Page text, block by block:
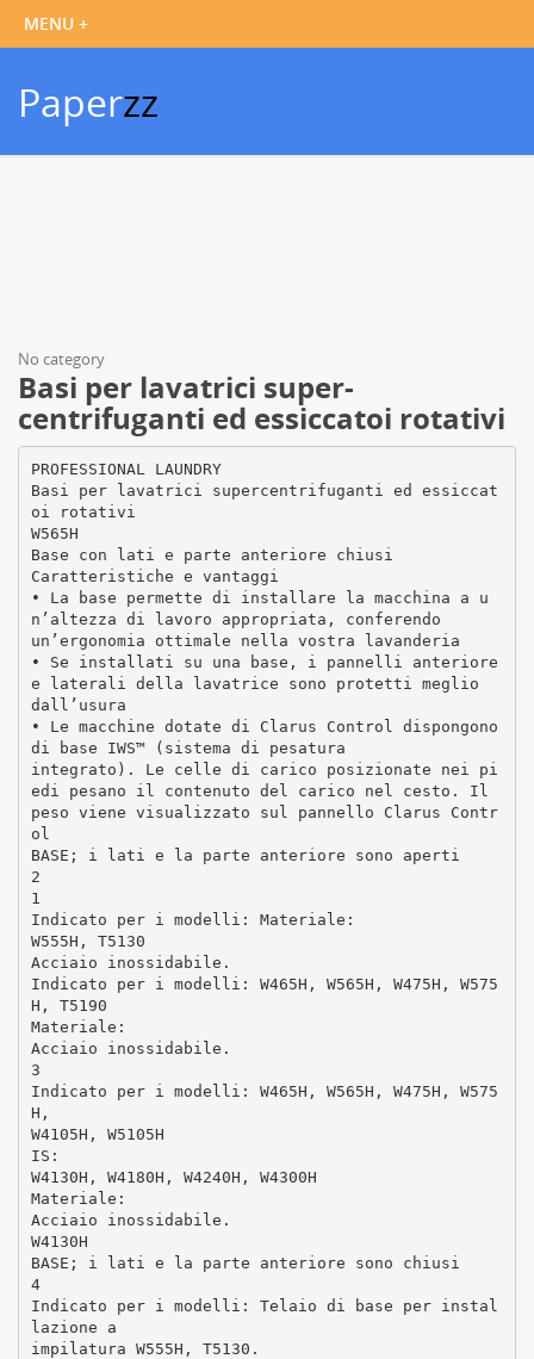
Paperzz
No category
Basi per lavatrici super-
centrifuganti ed essiccatoi rotativi
PROFESSIONAL LAUNDRY
Basi per lavatrici supercentrifuganti ed essiccat
oi rotativi
W565H
Base con lati e parte anteriore chiusi
Caratteristiche e vantaggi
• La base permette di installare la macchina a u
n’altezza di lavoro appropriata, conferendo
un’ergonomia ottimale nella vostra lavanderia
• Se installati su una base, i pannelli anteriore
e laterali della lavatrice sono protetti meglio
dall’usura
• Le macchine dotate di Clarus Control dispongono
di base IWS™ (sistema di pesatura
integrato). Le celle di carico posizionate nei pi
edi pesano il contenuto del carico nel cesto. Il
peso viene visualizzato sul pannello Clarus Contr
ol
BASE; i lati e la parte anteriore sono aperti
2
1
Indicato per i modelli: Materiale:
W555H, T5130
Acciaio inossidabile.
Indicato per i modelli: W465H, W565H, W475H, W575
H, T5190
Materiale:
Acciaio inossidabile.
3
Indicato per i modelli: W465H, W565H, W475H, W575
H,
W4105H, W5105H
IS:
W4130H, W4180H, W4240H, W4300H
Materiale:
Acciaio inossidabile.
W4130H
BASE; i lati e la parte anteriore sono chiusi
4
Indicato per i modelli: Telaio di base per instal
lazione a
impilatura W555H, T5130.